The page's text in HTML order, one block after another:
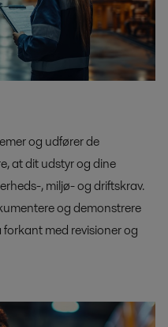
og udfører de
at dit udstyr og dine
, miljø- og driftskrav.
og demonstrere
forkant med revisioner og